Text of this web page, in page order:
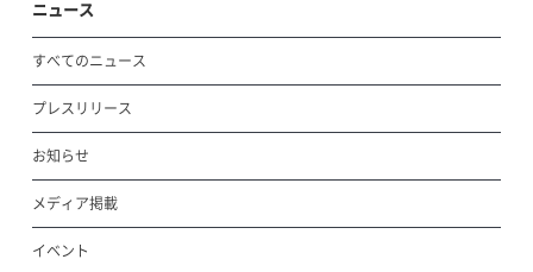
ニュース
すべてのニュース
プレスリリース
お知らせ
メディア掲載
イベント